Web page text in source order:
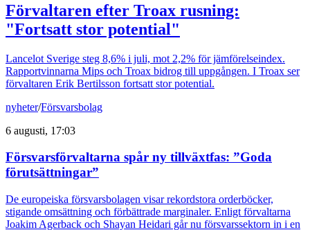
Förvaltaren efter Troax rusning:
"Fortsatt stor potential"
Lancelot Sverige steg 8,6% i juli, mot 2,2% för jämförelseindex.
Rapportvinnarna Mips och Troax bidrog till uppgången. I Troax ser
förvaltaren Erik Bertilsson fortsatt stor potential.
nyheter/Försvarsbolag
6 augusti, 17:03
Försvarsförvaltarna spår ny tillväxtfas: ”Goda
förutsättningar”
De europeiska försvarsbolagen visar rekordstora orderböcker,
stigande omsättning och förbättrade marginaler. Enligt förvaltarna
Joakim Agerback och Shayan Heidari går nu försvarssektorn in i en